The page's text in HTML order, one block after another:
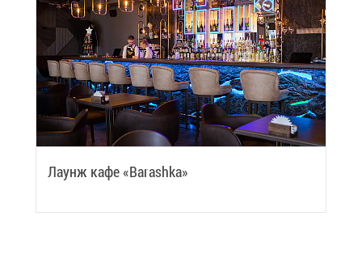
Ла­у­нж ка­фе «Barashka»